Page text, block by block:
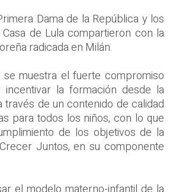
Dama de la República y los
de Lula compartieron con la
radicada en Milán.
se muestra el fuerte compromiso
la formación desde la
través de un contenido de calidad
para todos los niños, con lo que
de los objetivos de la
Juntos, en su componente